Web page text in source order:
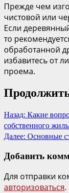
Прежде чем
чистовой или
Если
то
обработанной
избавитесь от
проема.
Назад: Какие
собственного
Далее: Основные
Добавить
Для отправки
авторизоваться.